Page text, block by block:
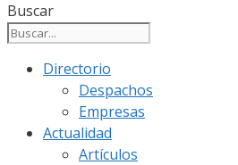
Buscar
Directorio
Despachos
Empresas
Actualidad
Artículos